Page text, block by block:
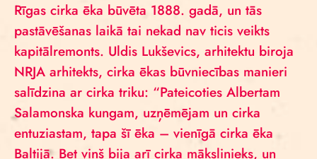
Rīgas cirka ēka būvēta 1888. gadā, un tās
pastāvēšanas laikā tai nekad nav ticis veikts
kapitālremonts. Uldis Lukševics, arhitektu biroja
NRJA arhitekts, cirka ēkas būvniecības manieri
salīdzina ar cirka triku: “Pateicoties Albertam
Salamonska kungam, uzņēmējam un cirka
entuziastam, tapa šī ēka – vienīgā cirka ēka
Baltijā. Bet viņš bija arī cirka mākslinieks, un